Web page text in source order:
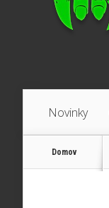
Novinky
Domov